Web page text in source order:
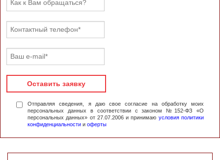
Оставить заявку
Отправляя сведения, я даю свое согласие на обработку моих
персональных данных в соответствии с законом №152-ФЗ «О
персональных данных» от 27.07.2006 и принимаю условия политики
конфиденциальности и оферты